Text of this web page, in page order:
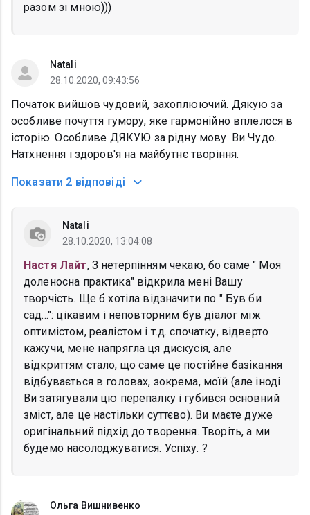
разом зі мною)))
Natali
28.10.2020, 09:43:56
Початок вийшов чудовий, захоплюючий. Дякую за
особливе почуття гумору, яке гармонійно вплелося в
історію. Особливе ДЯКУЮ за рідну мову. Ви Чудо.
Натхнення і здоров'я на майбутнє творіння.
Показати 2 відповіді
Natali
28.10.2020, 13:04:08
Настя Лайт, З нетерпінням чекаю, бо саме " Моя
доленосна практика" відкрила мені Вашу
творчість. Ще б хотіла відзначити по " Був би
сад...": цікавим і неповторним був діалог між
оптимістом, реалістом і т.д. спочатку, відверто
кажучи, мене напрягла ця дискусія, але
відкриттям стало, що саме це постійне базікання
відбувається в головах, зокрема, моїй (але іноді
Ви затягували цю перепалку і губився основний
зміст, але це настільки суттєво). Ви маєте дуже
оригінальний підхід до творення. Творіть, а ми
будемо насолоджуватися. Успіху. ?
Ольга Вишнивенко